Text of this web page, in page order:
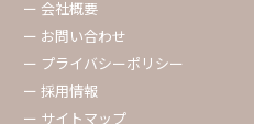
ー 会社概要
ー お問い合わせ
ー プライバシーポリシー
ー 採用情報
ー サイトマップ